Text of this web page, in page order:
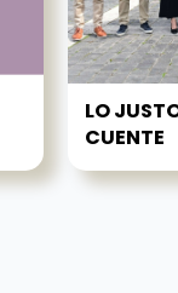
LO
CUENTE